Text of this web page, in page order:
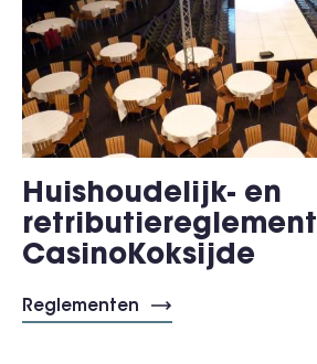
Huishoudelijk- en
retributiereglement
CasinoKoksijde
Reglementen